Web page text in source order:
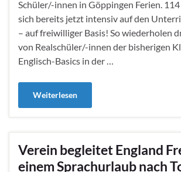
Schüler/-innen in Göppingen Ferien.
sich bereits jetzt intensiv auf den
– auf freiwilliger Basis! So wiederholen
von Realschüler/-innen der bisherigen
Englisch-Basics in der …
Weiterlesen
Verein begleitet England
einem Sprachurlaub nach